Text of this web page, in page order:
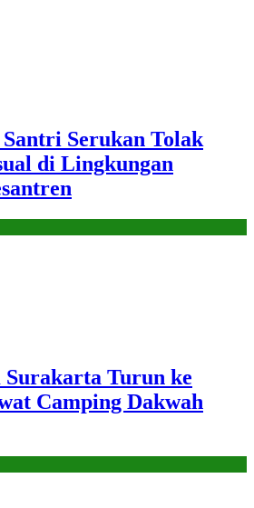
Serukan Tolak
di Lingkungan
Turun ke
Camping Dakwah